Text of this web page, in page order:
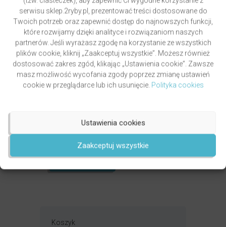
serwisu sklep.2ryby.pl, prezentować treści dostosowane do
Twoich potrzeb oraz zapewnić dostęp do najnowszych funkcji,
które rozwijamy dzięki analityce i rozwiązaniom naszych
partnerów. Jeśli wyrażasz zgodę na korzystanie ze wszystkich
plików cookie, kliknij „Zaakceptuj wszystkie”. Możesz również
dostosować zakres zgód, klikając „Ustawienia cookie”. Zawsze
masz możliwość wycofania zgody poprzez zmianę ustawień
cookie w przeglądarce lub ich usunięcie. Polityka cookies
Zaakceptuj wszystkie
Ustawienia cookies
GRZYWOCZ & PAWLUKIEWICZ | DROGA
na 5.
Koszyk